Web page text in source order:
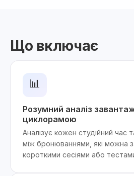
Що включає
📊
Розумний аналіз
циклорамою
Аналізує кожен студійний час
між бронюваннями, які можна
короткими сесіями або